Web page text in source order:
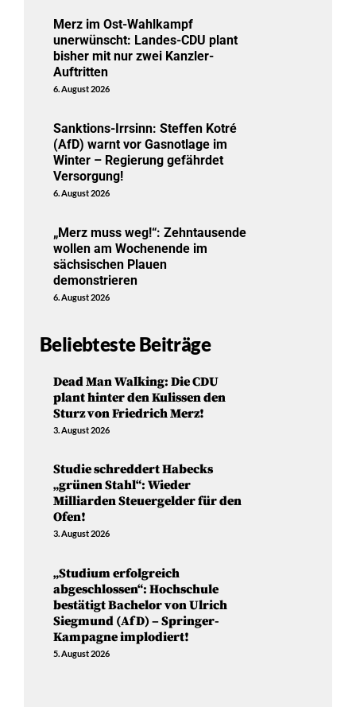
Merz im Ost-Wahlkampf
unerwünscht: Landes-CDU plant
bisher mit nur zwei Kanzler-
Auftritten
6. August 2026
Sanktions-Irrsinn: Steffen Kotré
(AfD) warnt vor Gasnotlage im
Winter – Regierung gefährdet
Versorgung!
6. August 2026
„Merz muss weg!“: Zehntausende
wollen am Wochenende im
sächsischen Plauen
demonstrieren
6. August 2026
Beliebteste Beiträge
Dead Man Walking: Die CDU
plant hinter den Kulissen den
Sturz von Friedrich Merz!
3. August 2026
Studie schreddert Habecks
„grünen Stahl“: Wieder
Milliarden Steuergelder für den
Ofen!
3. August 2026
„Studium erfolgreich
abgeschlossen“: Hochschule
bestätigt Bachelor von Ulrich
Siegmund (AfD) – Springer-
Kampagne implodiert!
5. August 2026